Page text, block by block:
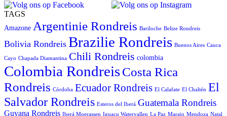
TAGS
Amazone Argentinie Rondreis Bariloche Belize Rondreis
Bolivia Rondreis Brazilie Rondreis Buenos Aires Cauca
Cayo Chapada Diamantina Chili Rondreis colombia
Colombia RondreisCosta Rica
Rondreis Córdoba Ecuador Rondreis El Calafate El Chaltén El
Salvador Rondreis Esteros del Iberá Guatemala Rondreis
Guyana Rondreis Iberá Moerassen Iguaçu Watervallen La Paz Marajo Mendoza Natal